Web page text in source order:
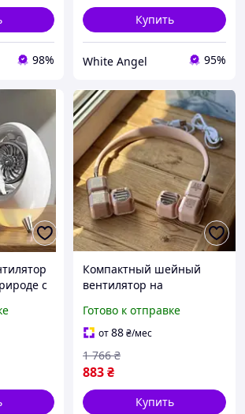
98%
Купить
White Angel 95%
с
SIM-
Компактный шейный
вентилятор на
на природе BUN-2825
Готово к отправке
от88₴/мес
883₴
1 766 ₴
Купить